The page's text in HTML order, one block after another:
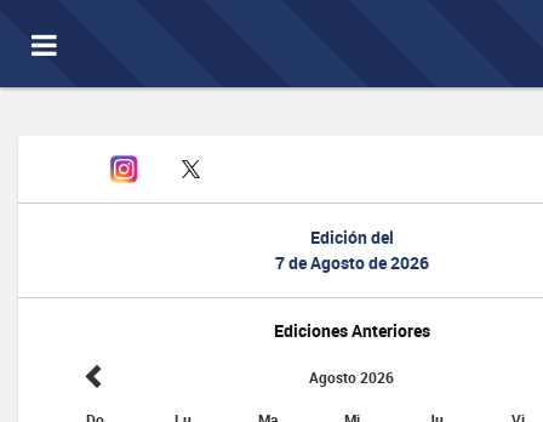
Toggle
navigation
Edición del
7 de Agosto de 2026
Ediciones Anteriores
Agosto 2026